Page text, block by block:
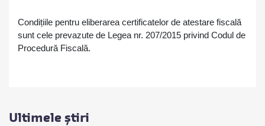
Condițiile pentru eliberarea certificatelor de atestare fiscală
sunt cele prevazute de Legea nr. 207/2015 privind Codul de
Procedură Fiscală.
Ultimele știri